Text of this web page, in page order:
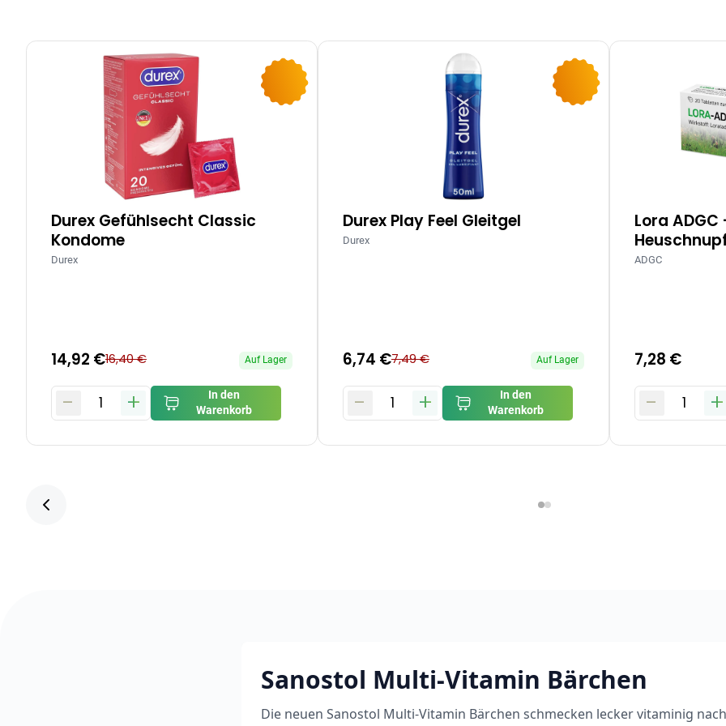
Durex Gefühlsecht Classic
Kondome
Durex
14,92 €16,40 € Auf Lager
- 1 +
In den
Warenkorb
Durex Play Feel Gleitgel
Durex
6,74 €7,49 € Auf Lager
- 1 +
In den
Warenkorb
Lora ADGC
ADGC
7,28 €
- 1 +
Sanostol Multi-Vitamin Bärchen
Die neuen Sanostol Multi-Vitamin Bärchen schmecken lecker vitaminig